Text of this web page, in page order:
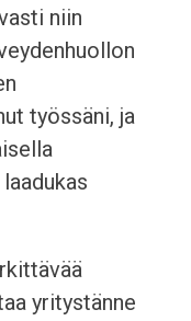
niin
työssäni, ja
yritystänne